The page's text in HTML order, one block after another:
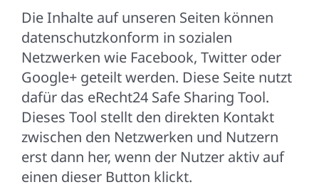
Die Inhalte auf unseren Seiten können
datenschutzkonform in sozialen
Netzwerken wie Facebook, Twitter oder
Google+ geteilt werden. Diese Seite nutzt
dafür das eRecht24 Safe Sharing Tool.
Dieses Tool stellt den direkten Kontakt
zwischen den Netzwerken und Nutzern
erst dann her, wenn der Nutzer aktiv auf
einen dieser Button klickt.